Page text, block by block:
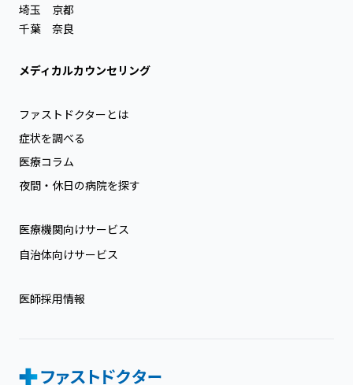
埼玉
千葉
京都
奈良
メディカルカウンセリング
ファストドクターとは
症状を調べる
医療コラム
夜間・休日の病院を探す
医療機関向けサービス
自治体向けサービス
医師採用情報